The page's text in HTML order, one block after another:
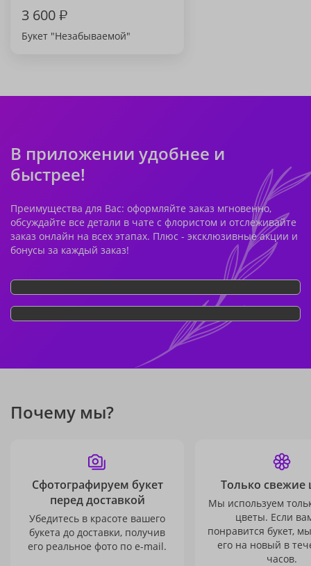
3 600₽
Букет "Незабываемой"
В приложении удобнее и
быстрее!
Преимущества для Вас: оформляйте заказ мгновенно,
обсуждайте все детали в чате с флористом и отслеживайте
заказ онлайн на всех этапах. Плюс - эксклюзивные акции и
бонусы за каждый заказ!
Почему мы?
Сфотографируем букет
перед доставкой
Убедитесь в красоте вашего
букета до доставки, получив
его реальное фото по e-mail.
Только свежие
Мы используем
цветы. Если
понравится букет,
его на новый в
часов.